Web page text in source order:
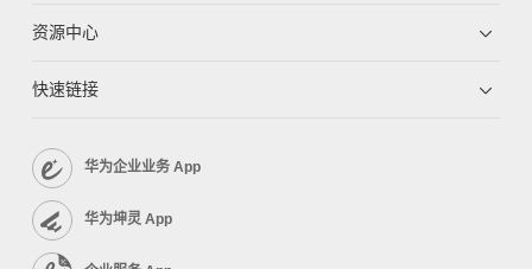
资源中心
快速链接
华为企业业务 App
华为坤灵 App